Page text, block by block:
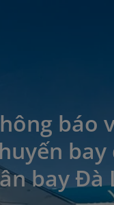
báo
bay Đà